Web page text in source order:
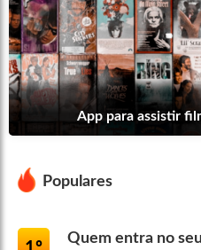
App para assistir
Populares
Quem entra no